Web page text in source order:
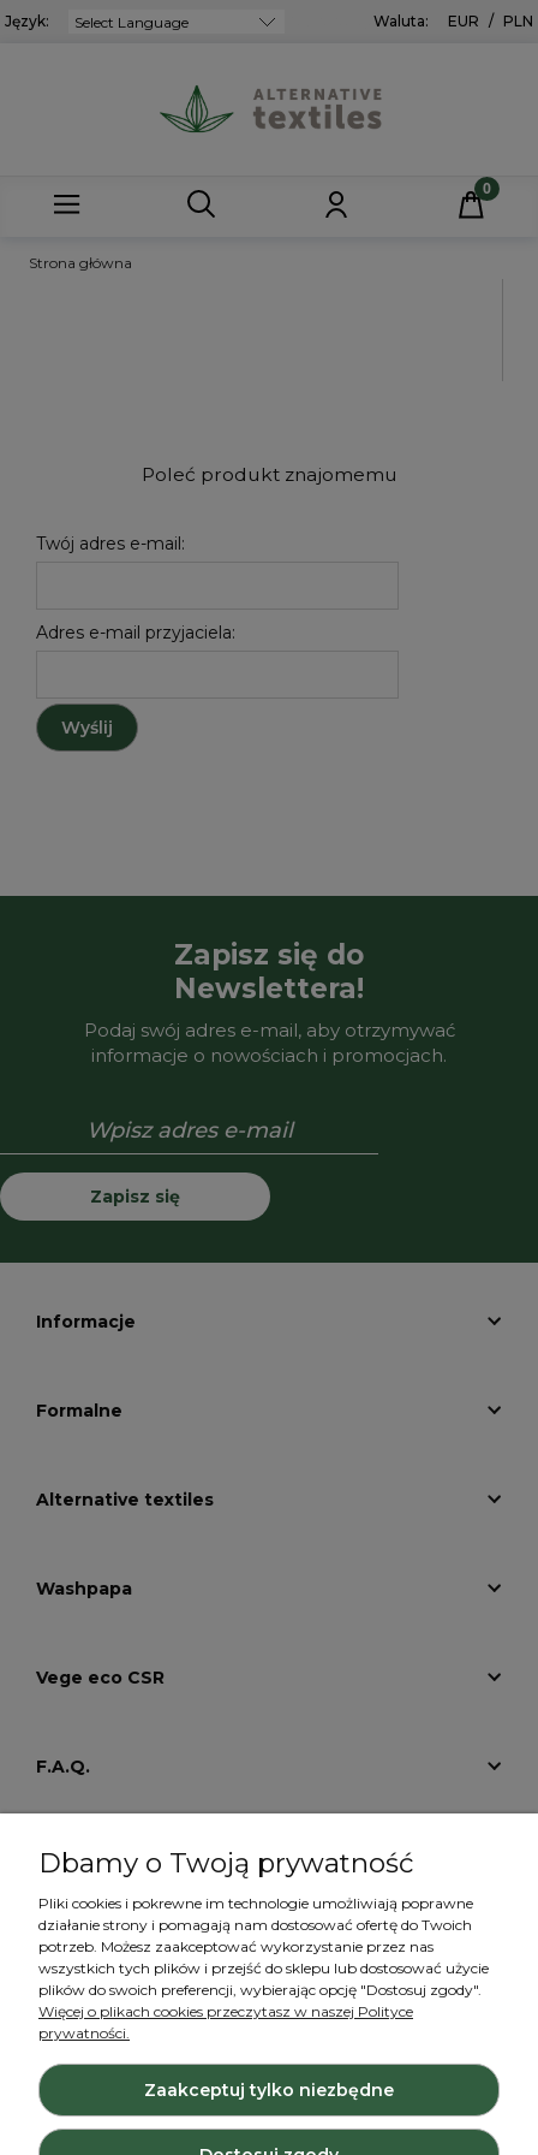
Język: Waluta: EUR / PLN
Strona główna
Poleć produkt znajomemu
Twój adres e-mail:
Adres e-mail przyjaciela:
Wyślij
Zapisz się do
Newslettera!
Podaj swój adres e-mail, aby otrzymywać
informacje o nowościach i promocjach.
Zapisz się
Informacje
Formalne
Alternative textiles
Washpapa
Vege eco CSR
F.A.Q.
Tutoriale
Konto
Projekt i wykonanie:Ecommercy.pl
Dbamy o Twoją prywatność
Pliki cookies i pokrewne im technologie umożliwiają poprawne
działanie strony i pomagają nam dostosować ofertę do Twoich
potrzeb. Możesz zaakceptować wykorzystanie przez nas
wszystkich tych plików i przejść do sklepu lub dostosować użycie
plików do swoich preferencji, wybierając opcję "Dostosuj zgody".
Więcej o plikach cookies przeczytasz w naszej Polityce
prywatności.
Zaakceptuj tylko niezbędne